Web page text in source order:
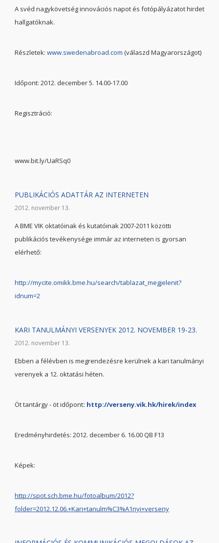
A svéd nagykövetség innovációs napot és fotópályázatot hirdet
hallgatóknak.
Részletek: www.swedenabroad.com (válaszd Magyarországot)
Időpont: 2012. december 5. 14.00-17.00
Regisztráció:
www.bit.ly/UaRSq0
PUBLIKÁCIÓS ADATTÁR AZ INTERNETEN
2012. november 13.
A BME VIK oktatóinak és kutatóinak 2007-2011 közötti
publikációs tevékenysége immár az interneten is gyorsan
elérhető:
http://mycite.omikk.bme.hu/search/tablazat_megjelenit?
idnum=2
KARI TANULMÁNYI VERSENYEK 2012. NOVEMBER 19-23.
2012. november 13.
Ebben a félévben is megrendezésre kerülnek a kari tanulmányi
verenyek a 12. oktatási héten.
Öt tantárgy - öt időpont: http://verseny.vik.hk/hirek/index
Eredményhirdetés: 2012. december 6. 16.00 QB F13
Képek:
http://spot.sch.bme.hu/fotoalbum/2012?
folder=2012.12.06.+Kari+tanulm%C3%A1nyi+verseny